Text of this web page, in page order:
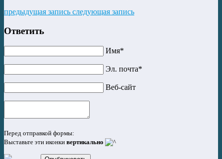
предыдущая запись следующая запись
Ответить
Имя*
Эл. почта*
Веб-сайт
Перед отправкой формы:
Выставьте эти иконки вертикально